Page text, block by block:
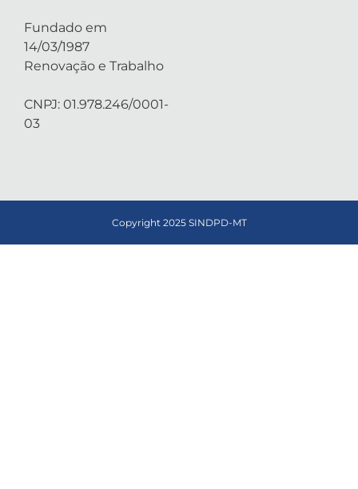
Fundado em
14/03/1987
Renovação e Trabalho
CNPJ: 01.978.246/0001-
03
Copyright 2025 SINDPD-MT